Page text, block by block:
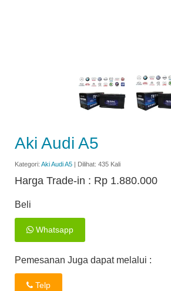
Aki Audi A5
Kategori: Aki Audi A5 | Dilihat: 435 Kali
Harga Trade-in : Rp 1.880.000
Beli
Whatsapp
Pemesanan Juga dapat melalui :
Telp